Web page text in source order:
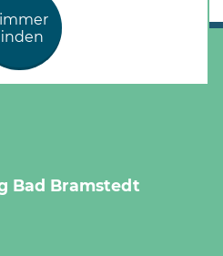
Bad Bramstedt